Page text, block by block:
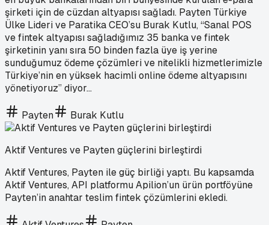
şirketi için de cüzdan altyapısı sağladı. Payten Türkiye
Ülke Lideri ve Paratika CEO’su Burak Kutlu, “Sanal POS
ve fintek altyapısı sağladığımız 35 banka ve fintek
şirketinin yanı sıra 50 binden fazla üye iş yerine
sunduğumuz ödeme çözümleri ve nitelikli hizmetlerimizle
Türkiye’nin en yüksek hacimli online ödeme altyapısını
yönetiyoruz” diyor...
Payten Burak Kutlu
Aktif Ventures ve Payten güçlerini birleştirdi
Aktif Ventures, Payten ile güç birliği yaptı. Bu kapsamda
Aktif Ventures, API platformu Apilion’un ürün portföyüne
Payten’in anahtar teslim fintek çözümlerini ekledi.